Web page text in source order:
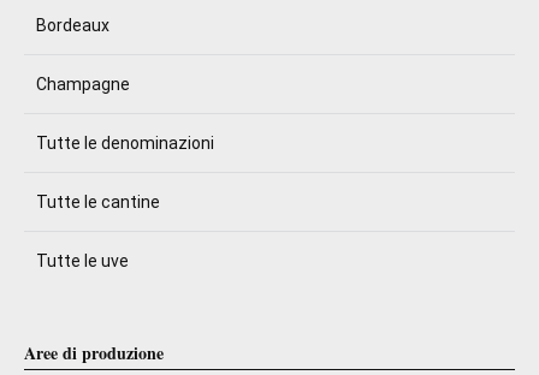
Bordeaux
Champagne
Tutte le denominazioni
Tutte le cantine
Tutte le uve
Aree di produzione